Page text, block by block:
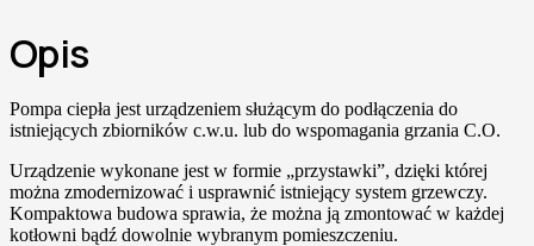
Opis
Pompa ciepła jest urządzeniem służącym do podłączenia do
istniejących zbiorników c.w.u. lub do wspomagania grzania C.O.
Urządzenie wykonane jest w formie „przystawki”, dzięki której
można zmodernizować i usprawnić istniejący system grzewczy.
Kompaktowa budowa sprawia, że można ją zmontować w każdej
kotłowni bądź dowolnie wybranym pomieszczeniu.